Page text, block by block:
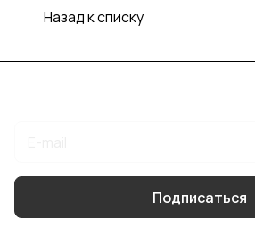
Назад к списку
Подписаться